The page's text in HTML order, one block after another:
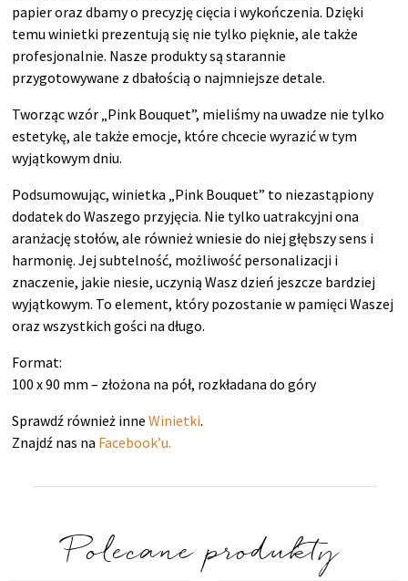
papier oraz dbamy o precyzję cięcia i wykończenia. Dzięki
temu winietki prezentują się nie tylko pięknie, ale także
profesjonalnie. Nasze produkty są starannie
przygotowywane z dbałością o najmniejsze detale.
Tworząc wzór „Pink Bouquet”, mieliśmy na uwadze nie tylko
estetykę, ale także emocje, które chcecie wyrazić w tym
wyjątkowym dniu.
Podsumowując, winietka „Pink Bouquet” to niezastąpiony
dodatek do Waszego przyjęcia. Nie tylko uatrakcyjni ona
aranżację stołów, ale również wniesie do niej głębszy sens i
harmonię. Jej subtelność, możliwość personalizacji i
znaczenie, jakie niesie, uczynią Wasz dzień jeszcze bardziej
wyjątkowym. To element, który pozostanie w pamięci Waszej
oraz wszystkich gości na długo.
Format:
100 x 90 mm – złożona na pół, rozkładana do góry
Sprawdź również inneWinietki.
Znajdź nas na Facebook’u.
Polecane produkty